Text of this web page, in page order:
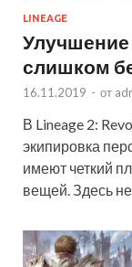
LINEAGE
Улучшение
слишком
16.11.2019 - от
В Lineage 2:
экипировка
имеют четкий
вещей. Здесь не